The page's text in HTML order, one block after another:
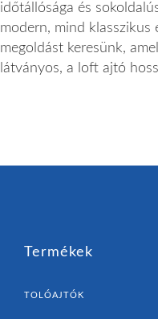
időtállósága és
modern, mind
megoldást keresünk,
látványos, a loft ajtó
Termékek
TOLÓAJTÓK